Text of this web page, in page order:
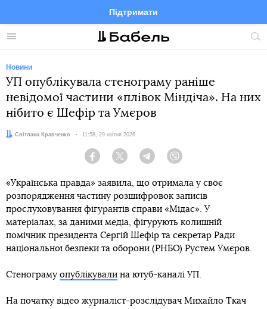
Меню
Підтримати
FacebookTelegramTwitter
Новини
УП опублікувала стенограму раніше
невідомої частини «плівок Міндіча». На них
нібито є Шефір та Умєров
Автор:
Світлана Кравченко Дата:
11:58, 29 квітня 2026
Facebook Twitter Telegram
«Українська правда» заявила, що отримала у своє
розпорядження частину розшифровок записів
прослуховування фігурантів справи «Мідас». У
матеріалах, за даними медіа, фігурують колишній
помічник президента Сергій Шефір та секретар Ради
національної безпеки та оборони (РНБО) Рустем Умєров.
Стенограму опублікували на ютуб-каналі УП.
На початку відео журналіст-розслідувач Михайло Ткач